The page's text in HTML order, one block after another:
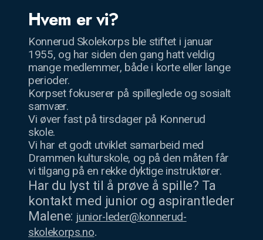
Hvem er vi?
Konnerud Skolekorps ble stiftet i januar
1955, og har siden den gang hatt veldig
mange medlemmer, både i korte eller lange
perioder.
Korpset fokuserer på spilleglede og sosialt
samvær.
Vi øver fast på tirsdager på Konnerud
skole.
Vi har et godt utviklet samarbeid med
Drammen kulturskole, og på den måten får
vi tilgang på en rekke dyktige instruktører.
Har du lyst til å prøve å spille? Ta
kontakt med junior og aspirantleder
Malene: junior-leder@konnerud-
skolekorps.no.